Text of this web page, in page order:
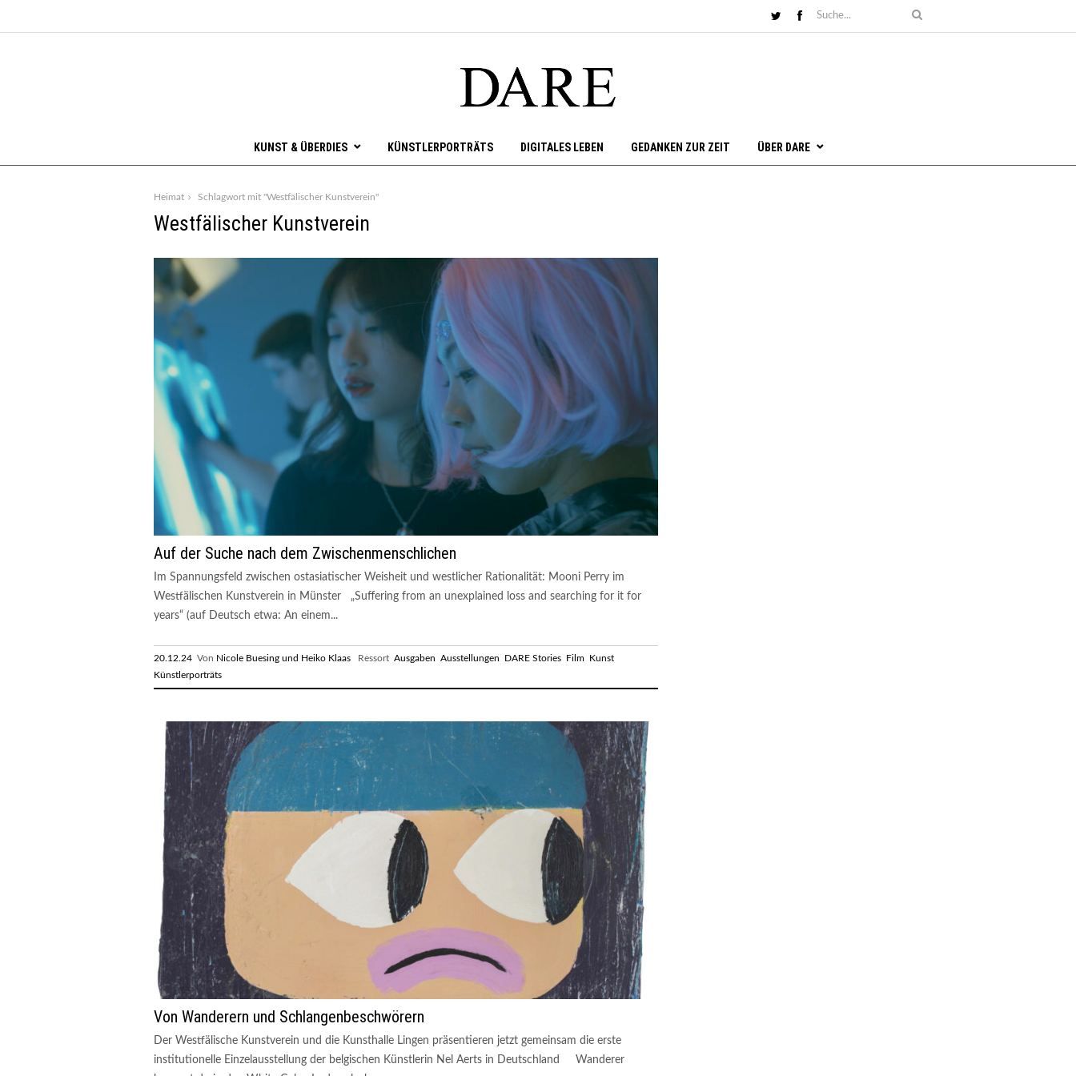
KUNST & ÜBERDIES KÜNSTLERPORTRÄTS DIGITALES LEBEN GEDANKEN ZUR ZEIT ÜBER DARE
Heimat Schlagwort mit "Westfälischer Kunstverein"
Westfälischer Kunstverein
Auf der Suche nach dem Zwischenmenschlichen
Im Spannungsfeld zwischen ostasiatischer Weisheit und westlicher Rationalität: Mooni Perry im
Westfälischen Kunstverein in Münster „Suffering from an unexplained loss and searching for it for
years“ (auf Deutsch etwa: An einem...
20.12.24 Von Nicole Buesing und Heiko Klaas Ressort Ausgaben Ausstellungen DARE Stories Film Kunst
Künstlerporträts
Von Wanderern und Schlangenbeschwörern
Der Westfälische Kunstverein und die Kunsthalle Lingen präsentieren jetzt gemeinsam die erste
institutionelle Einzelausstellung der belgischen Künstlerin Nel Aerts in Deutschland Wanderer